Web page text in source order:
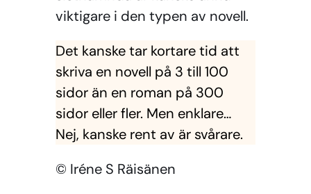
viktigare i den typen av novell.
Det kanske tar kortare tid att
skriva en novell på 3 till 100
sidor än en roman på 300
sidor eller fler. Men enklare…
Nej, kanske rent av är svårare.
© Iréne S Räisänen